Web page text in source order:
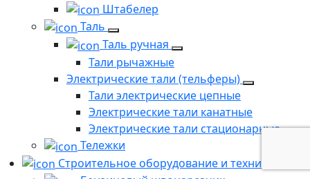
Штабелер
Таль
Таль ручная
Тали рычажные
Электрические тали (тельферы)
Тали электрические цепные
Электрические тали канатные
Электрические тали стационарные
Тележки
Строительное оборудование и техника